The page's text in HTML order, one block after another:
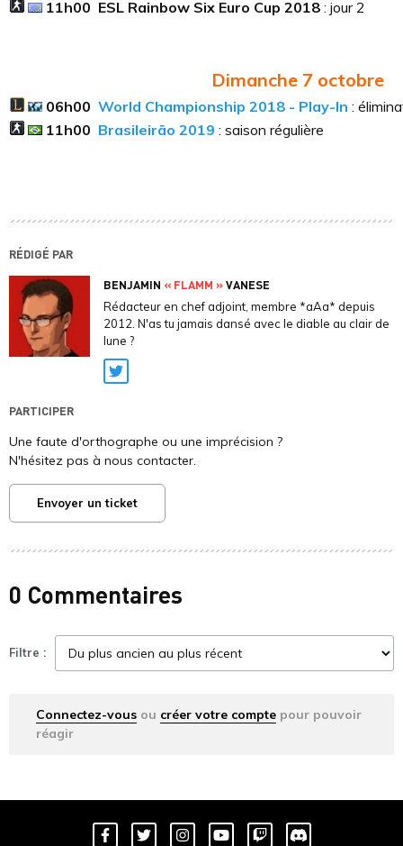
11h00 ESL Rainbow Six Euro Cup 2018 : jour 2
Dimanche 7 octobre
06h00 World Championship 2018 - Play-In :
11h00 Brasileirão 2019 : saison régulière
RÉDIGÉ PAR
BENJAMIN « FLAMM »VANESE
Rédacteur en chef adjoint, membre *aAa* depuis
2012. N'as tu jamais dansé avec le diable au clair de
lune ?
Twitter
PARTICIPER
Une faute d'orthographe ou une imprécision ?
N'hésitez pas à nous contacter.
Envoyer un ticket
0 Commentaires
Filtre :
Connectez-vous ou créer votre compte pour pouvoir
réagir